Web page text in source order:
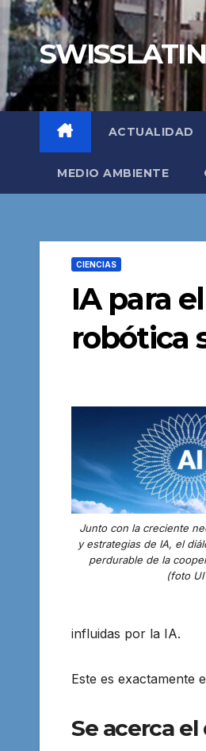
Saltar
al
contenidoSWISSLATIN
ACTUALIDAD
MEDIO AMBIENTE
CIENCIAS
IA para
robótica
Junto con la creciente
y estrategias de IA, el
perdurable de la
(foto
influidas por la IA.
Este es exactamente
Se acerca